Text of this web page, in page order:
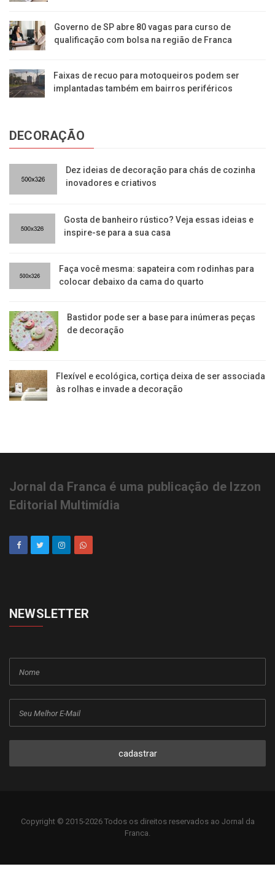
Governo de SP abre 80 vagas para curso de
qualificação com bolsa na região de Franca
Faixas de recuo para motoqueiros podem ser
implantadas também em bairros periféricos
DECORAÇÃO
Dez ideias de decoração para chás de cozinha
inovadores e criativos
Gosta de banheiro rústico? Veja essas ideias e
inspire-se para a sua casa
Faça você mesma: sapateira com rodinhas para
colocar debaixo da cama do quarto
Bastidor pode ser a base para inúmeras peças
de decoração
Flexível e ecológica, cortiça deixa de ser associada
às rolhas e invade a decoração
Jornal da Franca é uma publicação de Izzon
Editorial Multimídia
NEWSLETTER
cadastrar
Copyright © 2015-2026 Todos os direitos reservados ao Jornal da
Franca.